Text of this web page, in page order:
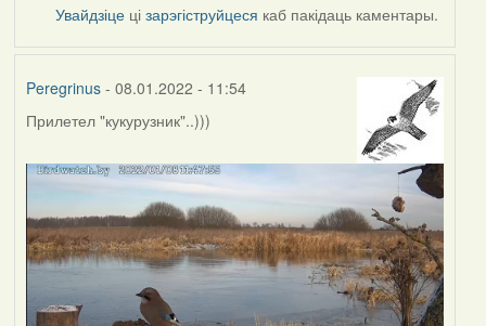
Увайдзіце цізарэгіструйцеся каб пакідаць каментары.
Peregrinus- 08.01.2022 - 11:54
Прилетел "кукурузник"..)))